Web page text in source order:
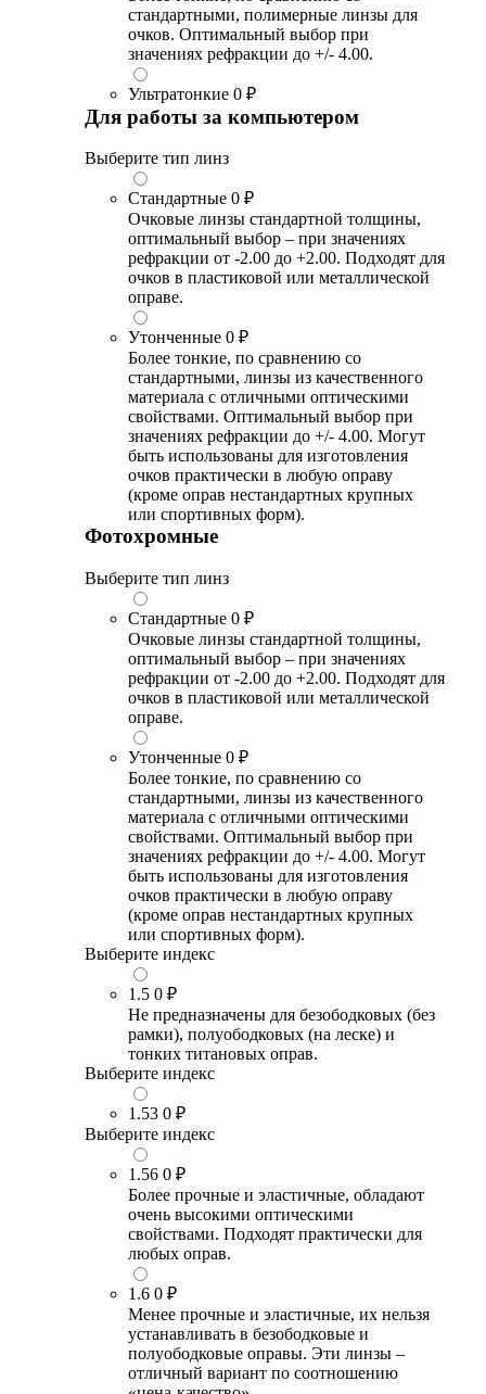
стандартными, полимерные линзы для
очков. Оптимальный выбор при
значениях рефракции до +/- 4.00.
Ультратонкие 0 ₽
Для работы за компьютером
Выберите тип линз
Стандартные 0 ₽
Очковые линзы стандартной толщины,
оптимальный выбор – при значениях
рефракции от -2.00 до +2.00. Подходят для
очков в пластиковой или металлической
оправе.
Утонченные 0 ₽
Более тонкие, по сравнению со
стандартными, линзы из качественного
материала с отличными оптическими
свойствами. Оптимальный выбор при
значениях рефракции до +/- 4.00. Могут
быть использованы для изготовления
очков практически в любую оправу
(кроме оправ нестандартных крупных
или спортивных форм).
Фотохромные
Выберите тип линз
Стандартные 0 ₽
Очковые линзы стандартной толщины,
оптимальный выбор – при значениях
рефракции от -2.00 до +2.00. Подходят для
очков в пластиковой или металлической
оправе.
Утонченные 0 ₽
Более тонкие, по сравнению со
стандартными, линзы из качественного
материала с отличными оптическими
свойствами. Оптимальный выбор при
значениях рефракции до +/- 4.00. Могут
быть использованы для изготовления
очков практически в любую оправу
(кроме оправ нестандартных крупных
или спортивных форм).
Выберите индекс
1.5 0 ₽
Не предназначены для безободковых (без
рамки), полуободковых (на леске) и
тонких титановых оправ.
Выберите индекс
1.53 0 ₽
Выберите индекс
1.56 0 ₽
Более прочные и эластичные, обладают
очень высокими оптическими
свойствами. Подходят практически для
любых оправ.
1.6 0 ₽
Менее прочные и эластичные, их нельзя
устанавливать в безободковые и
полуободковые оправы. Эти линзы –
отличный вариант по соотношению